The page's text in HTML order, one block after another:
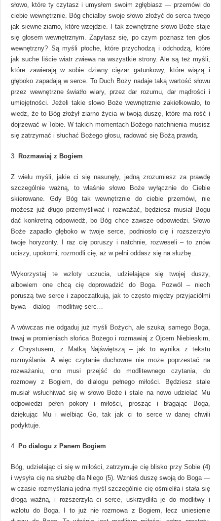
słowo, które ty czytasz i umysłem swoim zgłębiasz — przemówi do
ciebie wewnętrznie. Bóg chciałby swoje słowo złożyć do serca twego
jak siewne ziarno, które wzejdzie. I tak zewnętrzne słowo Boże staje
się głosem wewnętrznym. Zapytasz się, po czym poznasz ten głos
wewnętrzny? Są myśli płoche, które przychodzą i odchodzą, które
jak suche liście wiatr zwiewa na wszystkie strony. Ale są też myśli,
które zawierają w sobie dziwny ciężar gatunkowy, które wiążą i
głęboko zapadają w serce. To Duch Boży nadaje taką wartość słowu
przez wewnętrzne światło wiary, przez dar rozumu, dar mądrości i
umiejętności. Jeżeli takie słowo Boże wewnętrznie zakiełkowało, to
wiedz, że to Bóg złożył ziarno życia w twoją duszę, które ma rość i
dojrzewać w Tobie. W takich momentach Bożego natchnienia musisz
się zatrzymać i słuchać Bożego głosu, radować się Bożą prawdą.
Rozmawiaj z Bogiem
Z wielu myśli, jakie ci się nasunęły, jedną zrozumiesz za prawdę
szczególnie ważną, to właśnie słowo Boże wyłącznie do Ciebie
skierowane. Gdy Bóg tak wewnętrznie do ciebie przemówi, nie
możesz już długo przemyśliwać i rozważać, będziesz musiał Bogu
dać konkretną odpowiedź, bo Bóg chce zawsze odpowiedzi. Słowo
Boże zapadło głęboko w twoje serce, podniosło cię i rozszerzyło
twoje horyzonty. I raz cię poruszy i natchnie, rozweseli – to znów
uciszy, upokorni, rozmodli cię, aż w pełni oddasz się na służbę…
Wykorzystaj te wzloty uczucia, udzielające się twojej duszy,
albowiem one chcą cię doprowadzić do Boga. Pozwól – niech
poruszą twe serce i zapoczątkują, jak to często między przyjaciółmi
bywa – dialog – modlitwę serc…
A wówczas nie odgaduj już myśli Bożych, ale szukaj samego Boga,
trwaj w promieniach słońca Bożego i rozmawiaj z Ojcem Niebieskim,
z Chrystusem, z Matką Najświętszą – jak to wynika z tekstu
rozmyślania. A więc czytanie duchowne nie może poprzestać na
rozważaniu, ono musi przejść do modlitewnego czytania, do
rozmowy z Bogiem, do dialogu pełnego miłości. Będziesz stale
musiał wsłuchiwać się w słowo Boże i stale na nowo udzielać Mu
odpowiedzi pełen pokory i miłości, prosząc i błagając Boga,
dziękując Mu i wielbiąc Go, tak jak ci to serce w danej chwili
podyktuje.
Po dialogu z Panem Bogiem
Bóg, udzielając ci się w miłości, zatrzymuje cię blisko przy Sobie (4)
i wysyła cię na służbę dla Niego (5). Wznieś duszę swoją do Boga —
w czasie rozmyślania jedna myśl szczególnie cię ośmieliła i stała się
drogą ważną, i rozszerzyła ci serce, uskrzydliła je do modlitwy i
wzlotu do Boga. I to już nie rozmowa z Bogiem, lecz uniesienie